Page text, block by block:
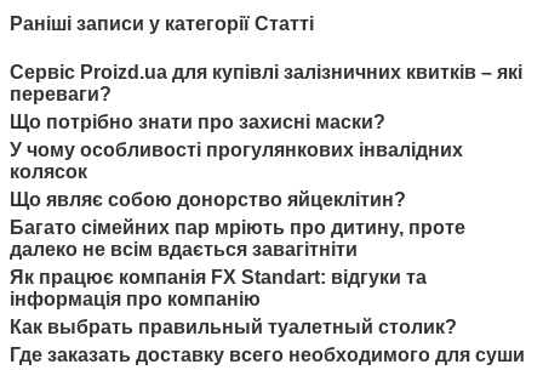
Раніші записи у категорії Статті
Сервіс Proizd.ua для купівлі залізничних квитків – які
переваги?
Що потрібно знати про захисні маски?
У чому особливості прогулянкових інвалідних
колясок
Що являє собою донорство яйцеклітин?
Багато сімейних пар мріють про дитину, проте
далеко не всім вдається завагітніти
Як працює компанія FX Standart: відгуки та
інформація про компанію
Как выбрать правильный туалетный столик?
Где заказать доставку всего необходимого для суши